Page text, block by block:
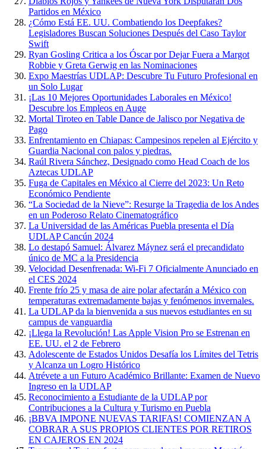
Partidos en México
¿Cómo Está EE. UU. Combatiendo los Deepfakes?
Legisladores Buscan Soluciones Después del Caso Taylor
Swift
Ryan Gosling Critica a los Óscar por Dejar Fuera a Margot
Robbie y Greta Gerwig en las Nominaciones
Expo Maestrías UDLAP: Descubre Tu Futuro Profesional en
un Solo Lugar
¡Las 10 Mejores Oportunidades Laborales en México!
Descubre los Empleos en Auge
Mortal Tiroteo en Table Dance de Jalisco por Negativa de
Pago
Enfrentamiento en Chiapas: Campesinos repelen al Ejército y
Guardia Nacional con palos y piedras.
Raúl Rivera Sánchez, Designado como Head Coach de los
Aztecas UDLAP
Fuga de Capitales en México al Cierre del 2023: Un Reto
Económico Pendiente
“La Sociedad de la Nieve”: Resurge la Tragedia de los Andes
en un Poderoso Relato Cinematográfico
La Universidad de las Américas Puebla presenta el Día
UDLAP Cancún 2024
Lo destapó Samuel: Álvarez Máynez será el precandidato
único de MC a la Presidencia
Velocidad Desenfrenada: Wi-Fi 7 Oficialmente Anunciado en
el CES 2024
Frente frío 25 y masa de aire polar afectarán a México con
temperaturas extremadamente bajas y fenómenos invernales.
La UDLAP da la bienvenida a sus nuevos estudiantes en su
campus de vanguardia
¡Llega la Revolución! Las Apple Vision Pro se Estrenan en
EE. UU. el 2 de Febrero
Adolescente de Estados Unidos Desafía los Límites del Tetris
y Alcanza un Logro Histórico
Atrévete a un Futuro Académico Brillante: Examen de Nuevo
Ingreso en la UDLAP
Reconocimiento a Estudiante de la UDLAP por
Contribuciones a la Cultura y Turismo en Puebla
¡BBVA IMPONE NUEVAS TARIFAS! COMIENZAN A
COBRAR A SUS PROPIOS CLIENTES POR RETIROS
EN CAJEROS EN 2024